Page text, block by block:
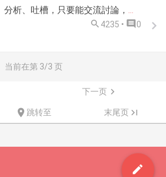
【MOE★番】分析、吐槽，只要能交流討論，都是件好事~~~
 4235 •  0
当前在第 3/3 页
下一页
跳转至 末尾页
